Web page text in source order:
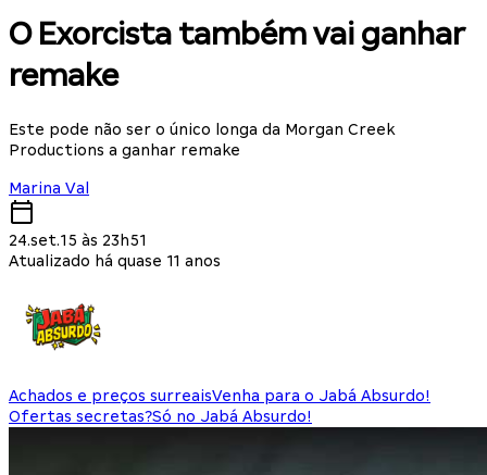
O Exorcista também vai ganhar
remake
Este pode não ser o único longa da Morgan Creek
Productions a ganhar remake
Marina Val
24.set.15 às 23h51
Atualizado há quase 11 anos
Achados e preços surreaisVenha para o Jabá Absurdo!
Ofertas secretas?Só no Jabá Absurdo!